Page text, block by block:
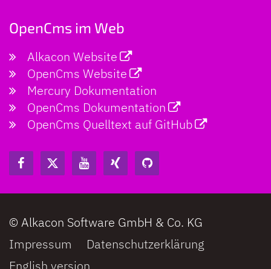
OpenCms im Web
Alkacon Website
OpenCms Website
Mercury Dokumentation
OpenCms Dokumentation
OpenCms Quelltext auf GitHub
© Alkacon Software GmbH & Co. KG
Impressum
Datenschutzerklärung
English version